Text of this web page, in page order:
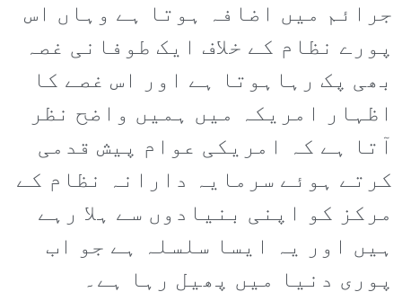
جرائم میں اضافہ ہوتا ہے وہاں اس
پورے نظام کے خلاف ایک طوفانی غصہ
بھی پک رہاہوتا ہے اور اس غصے کا
اظہار امریکہ میں ہمیں واضح نظر
آتا ہے کہ امریکی عوام پیش قدمی
کرتے ہوئے سرمایہ دارانہ نظام کے
مرکز کو اپنی بنیادوں سے ہلا رہے
ہیں اور یہ ایسا سلسلہ ہے جو اب
پوری دنیا میں پھیل رہا ہے۔